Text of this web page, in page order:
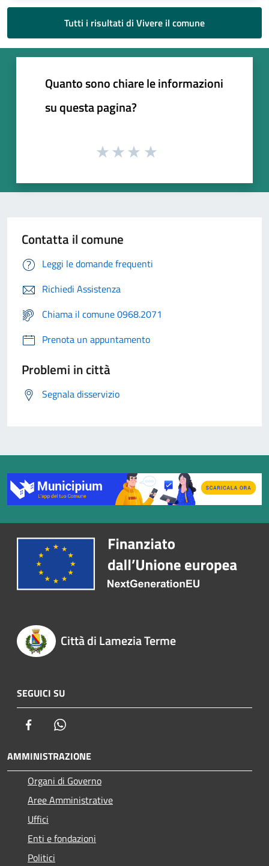
Tutti i risultati di Vivere il comune
Quanto sono chiare le informazioni
su questa pagina?
Contatta il comune
Leggi le domande frequenti
Richiedi Assistenza
Chiama il comune 0968.2071
Prenota un appuntamento
Problemi in città
Segnala disservizio
Città di Lamezia Terme
SEGUICI SU
Facebook
AMMINISTRAZIONE
Organi di Governo
Aree Amministrative
Uffici
Enti e fondazioni
Politici